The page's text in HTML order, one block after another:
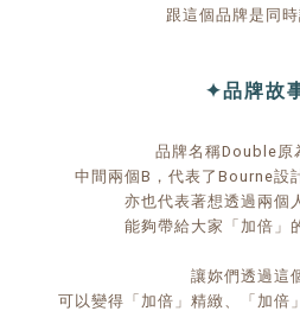
跟這個品牌是同時
✦品牌故
品牌名稱Double原
中間兩個B，代表了Bourne設
亦也代表著想透過兩個
能夠帶給大家「加倍」
讓妳們透過這
可以變得「加倍」精緻、「加倍